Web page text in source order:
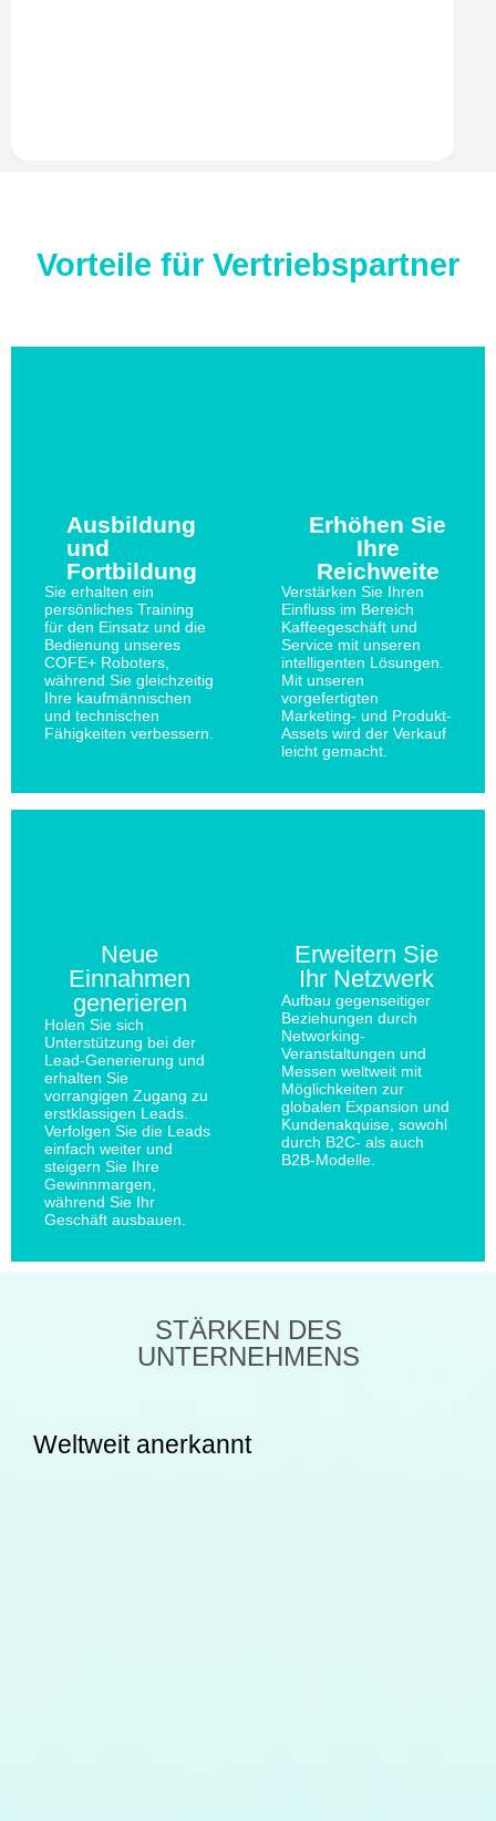
Vorteile für Vertriebspartner
Ausbildung
und
Fortbildung
Sie erhalten ein
persönliches Training
für den Einsatz und die
Bedienung unseres
COFE+ Roboters,
während Sie gleichzeitig
Ihre kaufmännischen
und technischen
Fähigkeiten verbessern.
Erhöhen Sie
Ihre
Reichweite
Verstärken Sie Ihren
Einfluss im Bereich
Kaffeegeschäft und
Service mit unseren
intelligenten Lösungen.
Mit unseren
vorgefertigten
Marketing- und Produkt-
Assets wird der Verkauf
leicht gemacht.
Neue
Einnahmen
generieren
Holen Sie sich
Unterstützung bei der
Lead-Generierung und
erhalten Sie
vorrangigen Zugang zu
erstklassigen Leads.
Verfolgen Sie die Leads
einfach weiter und
steigern Sie Ihre
Gewinnmargen,
während Sie Ihr
Geschäft ausbauen.
Erweitern Sie
Ihr Netzwerk
Aufbau gegenseitiger
Beziehungen durch
Networking-
Veranstaltungen und
Messen weltweit mit
Möglichkeiten zur
globalen Expansion und
Kundenakquise, sowohl
durch B2C- als auch
B2B-Modelle.
STÄRKEN DES
UNTERNEHMENS
Weltweit anerkannt